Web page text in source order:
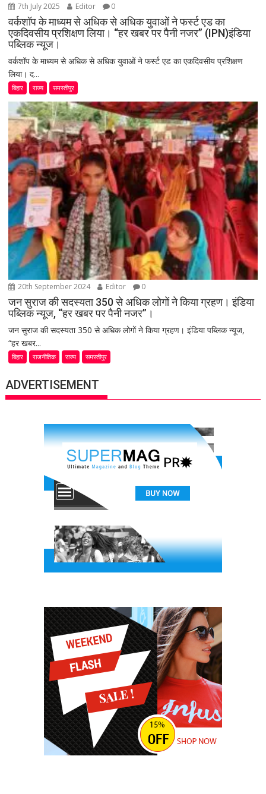
7th July 2025 Editor 0
वर्कशॉप के माध्यम से अधिक से अधिक युवाओं ने फर्स्ट एड का
एकदिवसीय प्रशिक्षण लिया। “हर खबर पर पैनी नजर” (IPN)इंडिया
पब्लिक न्यूज।
वर्कशॉप के माध्यम से अधिक से अधिक युवाओं ने फर्स्ट एड का एकदिवसीय प्रशिक्षण
लिया। द...
बिहार राज्य समस्तीपुर
20th September 2024 Editor 0
जन सुराज की सदस्यता 350 से अधिक लोगों ने किया ग्रहण। इंडिया
पब्लिक न्यूज, “हर खबर पर पैनी नजर”।
जन सुराज की सदस्यता 350 से अधिक लोगों ने किया ग्रहण। इंडिया पब्लिक न्यूज,
“हर खबर...
बिहार राजनीतिक राज्य समस्तीपुर
ADVERTISEMENT